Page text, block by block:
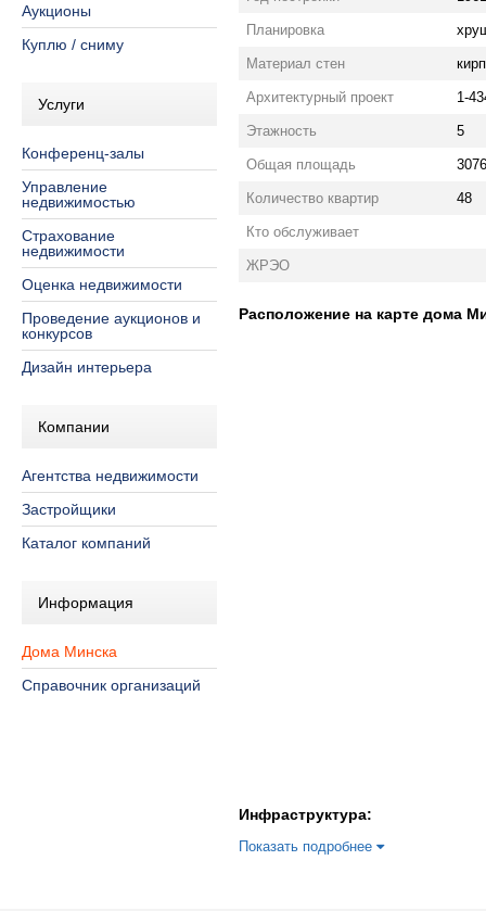
Аукционы
Куплю / сниму
Услуги
Конференц-залы
Управление
недвижимостью
Страхование
недвижимости
Оценка недвижимости
Проведение аукционов и
конкурсов
Дизайн интерьера
Компании
Агентства недвижимости
Застройщики
Каталог компаний
Информация
Дома Минска
Справочник организаций
Планировка
Материал стен
Архитектурный проект 1-
Этажность 5
Общая площадь
Количество квартир 48
Кто обслуживает
ЖРЭО
Расположение на карте дома
Инфраструктура:
Показать подробнее